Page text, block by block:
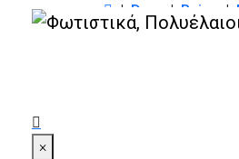
×
| Deco | Reina |
Reina